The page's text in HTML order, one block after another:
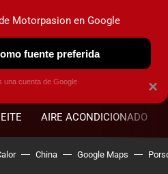
AIRE ACONDICIONADO
China Google Maps
×
Motorpasion en Google
fuente preferida
una cuenta de Google